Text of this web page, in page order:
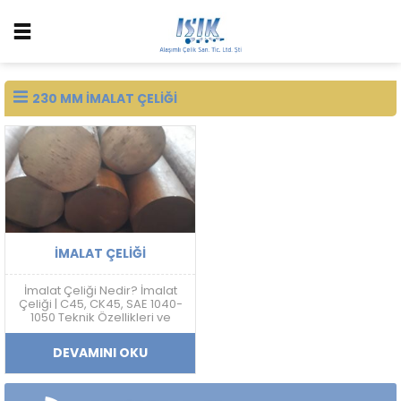
230 MM IMALAT ÇELIĞI
İMALAT ÇELIĞI
İmalat Çeliği Nedir? İmalat
Çeliği | C45, CK45, SAE 1040-
1050 Teknik Özellikleri ve
Fiyatları İmalat çeliği; makine,
otomotiv, savunma sanayi,
kalıp ve mekanik sistem
üretimlerinde yaygın
kullanılan karbon esaslı
DEVAMINI OKU